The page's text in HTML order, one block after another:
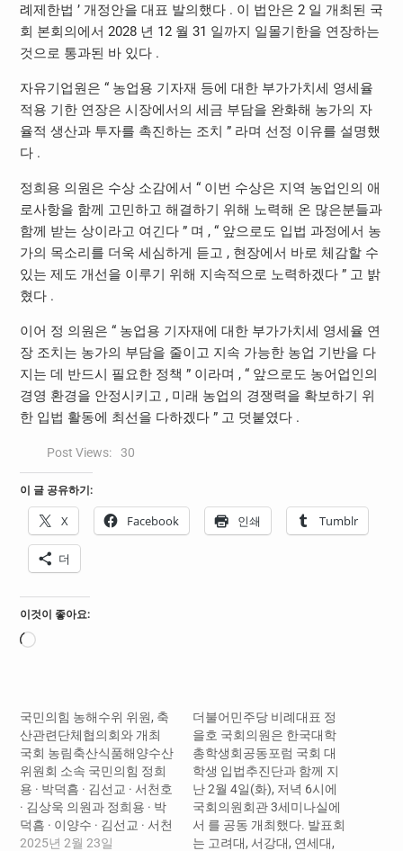
례제한법 ’ 개정안을 대표 발의했다 . 이 법안은 2 일 개최된 국
회 본회의에서 2028 년 12 월 31 일까지 일몰기한을 연장하는
것으로 통과된 바 있다 .
자유기업원은 “ 농업용 기자재 등에 대한 부가가치세 영세율
적용 기한 연장은 시장에서의 세금 부담을 완화해 농가의 자
율적 생산과 투자를 촉진하는 조치 ” 라며 선정 이유를 설명했
다 .
정희용 의원은 수상 소감에서 “ 이번 수상은 지역 농업인의 애
로사항을 함께 고민하고 해결하기 위해 노력해 온 많은분들과
함께 받는 상이라고 여긴다 ” 며 , “ 앞으로도 입법 과정에서 농
가의 목소리를 더욱 세심하게 듣고 , 현장에서 바로 체감할 수
있는 제도 개선을 이루기 위해 지속적으로 노력하겠다 ” 고 밝
혔다 .
이어 정 의원은 “ 농업용 기자재에 대한 부가가치세 영세율 연
장 조치는 농가의 부담을 줄이고 지속 가능한 농업 기반을 다
지는 데 반드시 필요한 정책 ” 이라며 , “ 앞으로도 농어업인의
경영 환경을 안정시키고 , 미래 농업의 경쟁력을 확보하기 위
한 입법 활동에 최선을 다하겠다 ” 고 덧붙였다 .
Post Views: 30
이 글 공유하기:
X Facebook 인쇄 Tumblr
더
이것이 좋아요:
로
국민의힘 농해수위 위원, 축
산관련단체협의회와 개최
국회 농림축산식품해양수산
위원회 소속 국민의힘 정희
용 · 박덕흠 · 김선교 · 서천호
· 김상욱 의원과 정희용 · 박
덕흠 · 이양수 · 김선교 · 서천
호 · 김상욱 의원실 보좌진은
2025년 2월 23일
더불어민주당 비례대표 정
을호 국회의원은 한국대학
총학생회공동포럼 국회 대
학생 입법추진단과 함께 지
난 2월 4일(화), 저녁 6시에
국회의원회관 3세미나실에
서 를 공동 개최했다. 발표회
는 고려대, 서강대, 연세대,